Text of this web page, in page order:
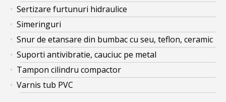
Sertizare furtunuri hidraulice
Simeringuri
Snur de etansare din bumbac cu seu, teflon, ceramic
Suporti antivibratie, cauciuc pe metal
Tampon cilindru compactor
Varnis tub PVC